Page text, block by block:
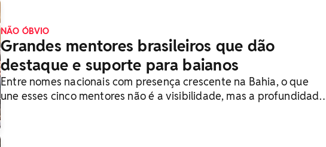
NÃO ÓBVIO
Grandes mentores brasileiros que dão
destaque e suporte para baianos
Entre nomes nacionais com presença crescente na Bahia, o que
une esses cinco mentores não é a visibilidade, mas a profundidade